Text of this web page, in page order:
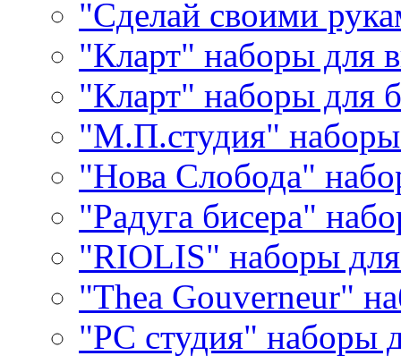
"Сделай своими
"Кларт" наборы для
"Кларт" наборы для
"М.П.студия"
"Нова Слобода"
"Радуга бисера"
"RIOLIS" наборы
"Thea Gouverneur"
"РС студия" наборы